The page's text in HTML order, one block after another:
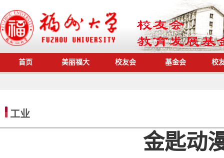
首页 美丽福大 校友会 基金会 校
工业
金匙动